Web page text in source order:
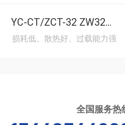
YC-CT/ZCT-32 ZW32一体型互感器
损耗低、散热好、过载能力强
全国服务热